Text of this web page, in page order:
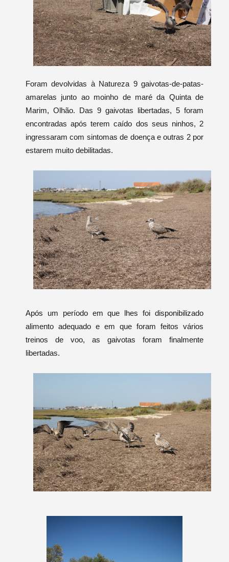
Foram devolvidas à Natureza 9 gaivotas-de-patas-
amarelas junto ao moinho de maré da Quinta de
Marim, Olhão. Das 9 gaivotas libertadas, 5 foram
encontradas após terem caído dos seus ninhos, 2
ingressaram com sintomas de doença e outras 2 por
estarem muito debilitadas.
Após um período em que lhes foi disponibilizado
alimento adequado e em que foram feitos vários
treinos de voo, as gaivotas foram finalmente
libertadas.